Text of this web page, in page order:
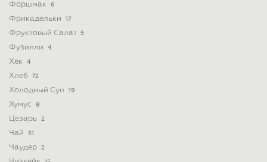
Форшмак 6
Фрикадельки 17
Фруктовый Салат 5
Фузилли 4
Хек 4
Хлеб 72
Холодный Суп 19
Хумус 8
Цезарь 2
Чай 51
Чаудер 2